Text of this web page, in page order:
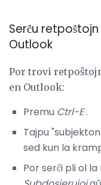
Serĉu
Outlook
Por trovi
en Outlook:
Premu Ctrl-E.
Tajpu
sed kun la
Por serĉi pli ol